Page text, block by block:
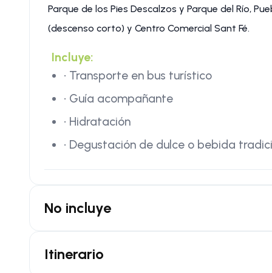
Parque de los Pies Descalzos y Parque del Río,
(descenso corto) y Centro Comercial Sant Fé.
Incluye:
• Transporte en bus turístico
• Guía acompañante
• Hidratación
• Degustación de dulce o bebida
No incluye
Itinerario